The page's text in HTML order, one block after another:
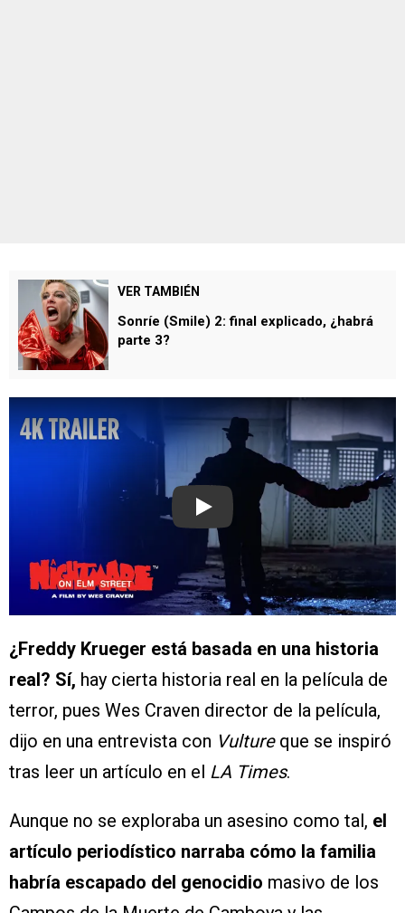
VER TAMBIÉN
⁠Sonríe (Smile) 2: final explicado, ¿habrá
parte 3?
Play
¿Freddy Krueger está basada en una historia
real? Sí, hay cierta historia real en la película de
terror, pues Wes Craven director de la película,
dijo en una entrevista con Vulture que se inspiró
tras leer un artículo en el LA Times.
Aunque no se exploraba un asesino como tal, el
artículo periodístico narraba cómo la familia
habría escapado del genocidio masivo de los